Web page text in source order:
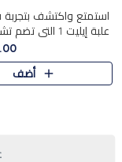
استمتع واكتشف
قطعة من أرقى حلويات
المصري الأصيلة
جميل في علبة أنيقة ،
أضف